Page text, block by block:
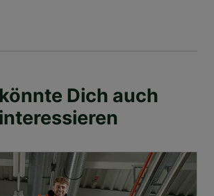
Dich auch
interessieren